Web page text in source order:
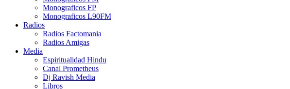
Monograficos FP
Monograficos L90FM
Radios
Radios Factomania
Radios Amigas
Media
Espiritualidad Hindu
Canal Prometheus
Dj Ravish Media
Libros